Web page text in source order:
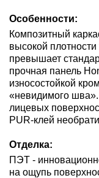
Особенности:
Композитный
высокой
превышает
прочная панель
износостойкой
«невидимого шва».
лицевых
PUR-клей
Отделка:
ПЭТ -
на ощупь